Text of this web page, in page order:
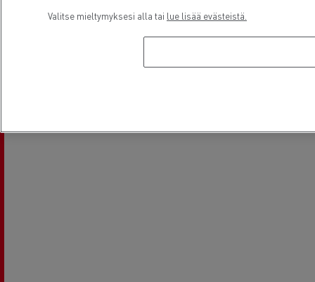
Valitse mieltymyksesi alla tai lue lisää evästeistä.